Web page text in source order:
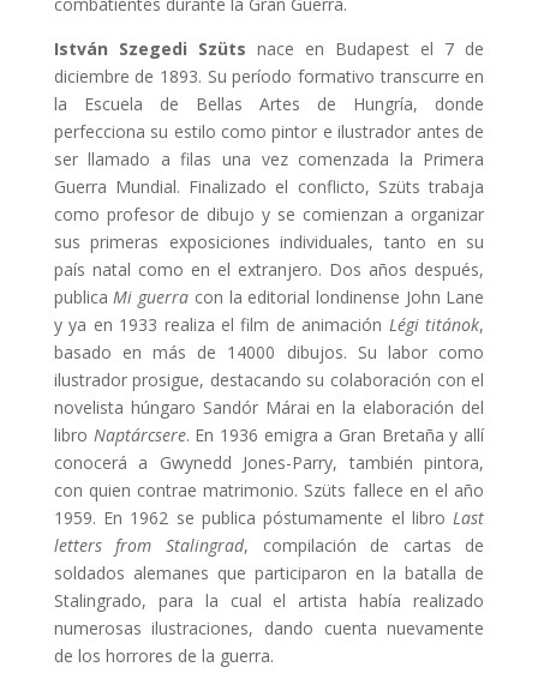
István Szegedi Szüts nace en Budapest el 7 de
diciembre de 1893. Su período formativo transcurre en
la Escuela de Bellas Artes de Hungría, donde
perfecciona su estilo como pintor e ilustrador antes de
ser llamado a filas una vez comenzada la Primera
Guerra Mundial. Finalizado el conflicto, Szüts trabaja
como profesor de dibujo y se comienzan a organizar
sus primeras exposiciones individuales, tanto en su
país natal como en el extranjero. Dos años después,
publica Mi guerra con la editorial londinense John Lane
y ya en 1933 realiza el film de animación Légi titánok,
basado en más de 14000 dibujos. Su labor como
ilustrador prosigue, destacando su colaboración con el
novelista húngaro Sandór Márai en la elaboración del
libro Naptárcsere. En 1936 emigra a Gran Bretaña y allí
conocerá a Gwynedd Jones-Parry, también pintora,
con quien contrae matrimonio. Szüts fallece en el año
1959. En 1962 se publica póstumamente el libro Last
letters from Stalingrad, compilación de cartas de
soldados alemanes que participaron en la batalla de
Stalingrado, para la cual el artista había realizado
numerosas ilustraciones, dando cuenta nuevamente
de los horrores de la guerra.